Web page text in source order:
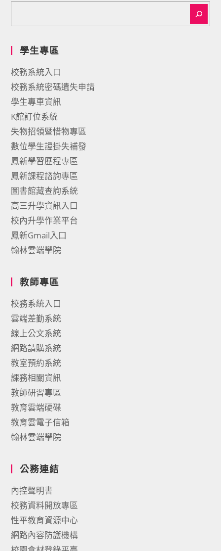
學生專區
校務系統入口
校務系統密碼遺失申請
學生專車資訊
K館訂位系統
失物招領暨惜物專區
數位學生證掛失補發
鳳新學習歷程專區
鳳新課程諮詢專區
圖書館藏查詢系統
高三升學資訊入口
校內升學作業平台
鳳新Gmail入口
翰林雲端學院
教師專區
校務系統入口
雲端差勤系統
線上公文系統
網路請購系統
教室預約系統
課務相關資訊
教師研習專區
教育雲端硬碟
教育雲電子信箱
翰林雲端學院
公務連結
內控聲明書
校務資料開放專區
性平教育資源中心
網路內容防護機構